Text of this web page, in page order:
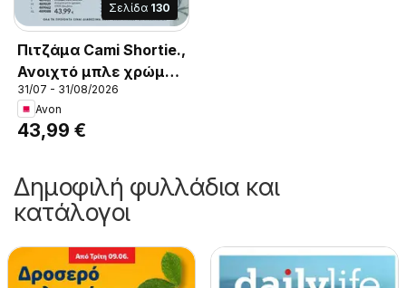
Σελίδα 130
Πιτζάμα Cami Shortie.,
Ανοιχτό μπλε χρώμα.
100% βαμβάκι.
31/07 - 31/08/2026
Avon
43,99 €
Δημοφιλή φυλλάδια και
κατάλογοι